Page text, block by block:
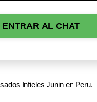
ENTRAR AL CHAT
Infieles Junin en Peru.